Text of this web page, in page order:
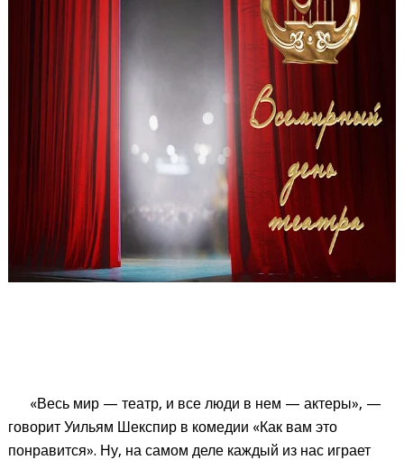
«Весь мир — театр, и все люди в нем — актеры», —
говорит Уильям Шекспир в комедии «Как вам это
понравится». Ну, на самом деле каждый из нас играет